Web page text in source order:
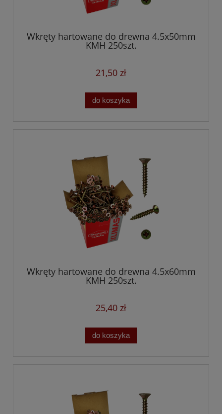
Wkręty hartowane do drewna 4.5x50mm
KMH 250szt.
21,50 zł
do koszyka
Wkręty hartowane do drewna 4.5x60mm
KMH 250szt.
25,40 zł
do koszyka